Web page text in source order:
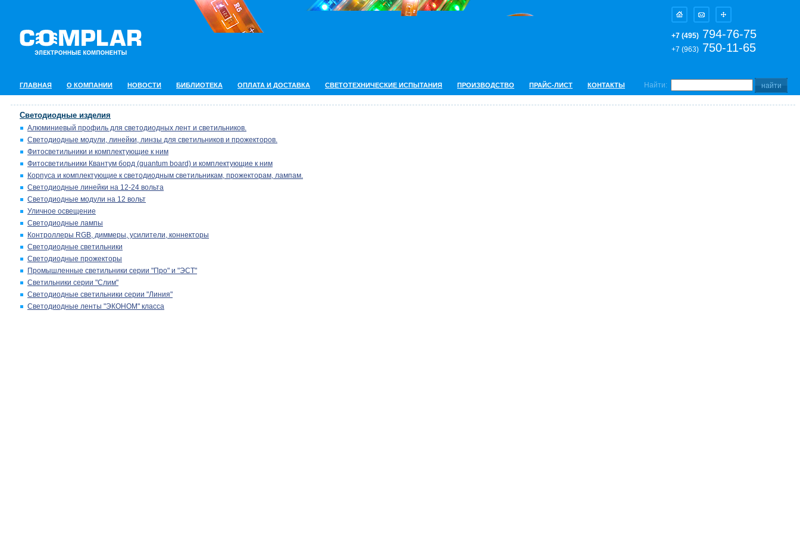
+7 (495) 794-76-75
+7 (963) 750-11-65
ГЛАВНАЯ О КОМПАНИИ НОВОСТИ БИБЛИОТЕКА ОПЛАТА И ДОСТАВКА СВЕТОТЕХНИЧЕСКИЕ ИСПЫТАНИЯ ПРОИЗВОДСТВО ПРАЙС-ЛИСТ КОНТАКТЫ Найти:
Светодиодные изделия
Алюминиевый профиль для светодиодных лент и светильников.
Светодиодные модули, линейки, линзы для светильников и прожекторов.
Фитосветильники и комплектующие к ним
Фитосветильники Квантум борд (quantum board) и комплектующие к ним
Корпуса и комплектующие к светодиодным светильникам, прожекторам, лампам.
Светодиодные линейки на 12-24 вольта
Светодиодные модули на 12 вольт
Уличное освещение
Светодиодные лампы
Контроллеры RGB, диммеры, усилители, коннекторы
Светодиодные светильники
Светодиодные прожекторы
Промышленные светильники серии "Про" и "ЭСТ"
Светильники серии "Слим"
Светодиодные светильники серии "Линия"
Светодиодные ленты "ЭКОНОМ" класса